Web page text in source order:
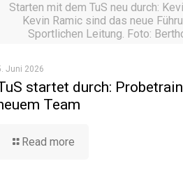
Starten mit dem TuS neu durch:
Kevin Ramic sind das neue
Sportlichen Leitung. Foto:
Juni 2026
startet durch:
Team
Read more